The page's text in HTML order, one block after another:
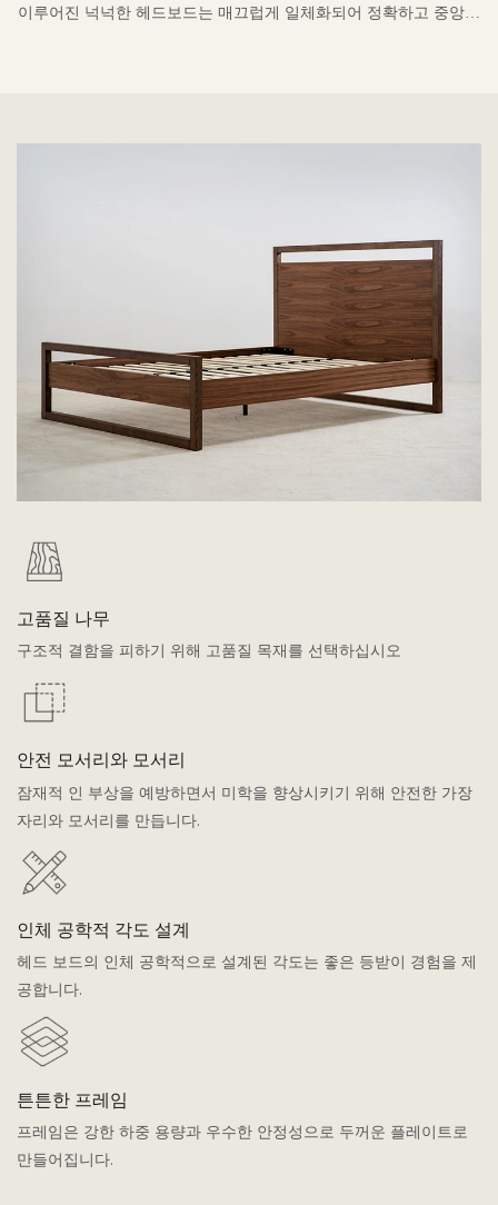
이루어진 넉넉한 헤드보드는 매끄럽게 일체화되어 정확하고 중앙에
고품질 나무
구조적 결함을 피하기 위해 고품질 목재를 선택하십시오
안전 모서리와 모서리
잠재적 인 부상을 예방하면서 미학을 향상시키기 위해 안전한 가장
자리와 모서리를 만듭니다.
인체 공학적 각도 설계
헤드 보드의 인체 공학적으로 설계된 각도는 좋은 등받이 경험을 제
공합니다.
튼튼한 프레임
프레임은 강한 하중 용량과 우수한 안정성으로 두꺼운 플레이트로
만들어집니다.